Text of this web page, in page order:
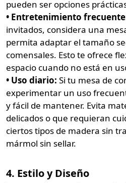
pueden ser opciones
• Entretenimiento
invitados, considera una
permita adaptar el tamaño
comensales. Esto te ofrece
espacio cuando no está en
• Uso diario: Si tu mesa de
experimentar un uso
y fácil de mantener. Evita
delicados o que requieran
ciertos tipos de madera sin
mármol sin sellar.
4. Estilo y Diseño